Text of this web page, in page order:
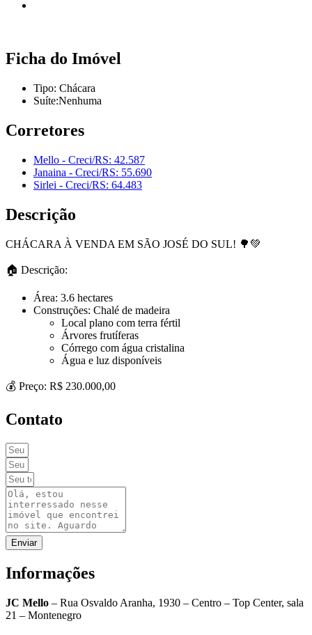
Ficha do Imóvel
Tipo: Chácara
Suíte:Nenhuma
Corretores
Mello - Creci/RS: 42.587
Janaina - Creci/RS: 55.690
Sirlei - Creci/RS: 64.483
Descrição
CHÁCARA À VENDA EM SÃO JOSÉ DO SUL! 🌳💚
🏠 Descrição:
Área: 3.6 hectares
Construções: Chalé de madeira
Local plano com terra fértil
Árvores frutíferas
Córrego com água cristalina
Água e luz disponíveis
💰 Preço: R$ 230.000,00
Contato
Enviar
Informações
JC Mello – Rua Osvaldo Aranha, 1930 – Centro – Top Center, sala
21 – Montenegro